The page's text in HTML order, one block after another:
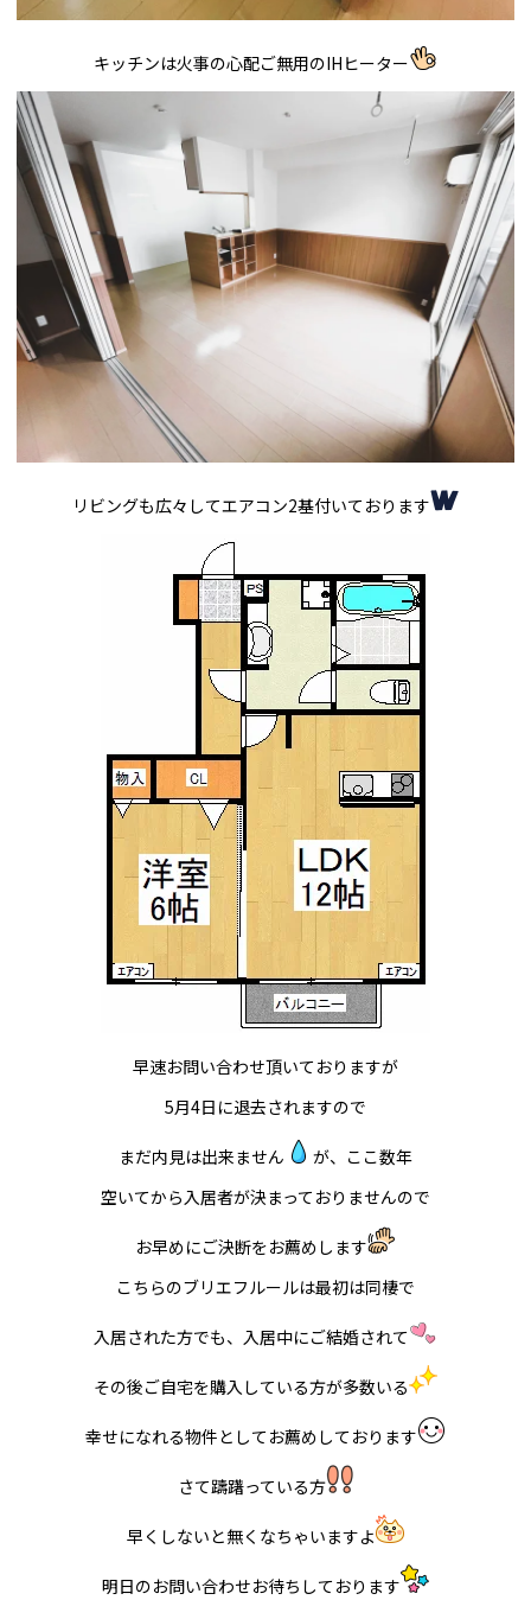
キッチンは火事の心配ご無用のIHヒーター
リビングも広々してエアコン2基付いております
早速お問い合わせ頂いておりますが
5月4日に退去されますので
まだ内見は出来ません
が、ここ数年
空いてから入居者が決まっておりませんので
お早めにご決断をお薦めします
こちらのブリエフルールは最初は同棲で
入居された方でも、入居中にご結婚されて
その後ご自宅を購入している方が多数いる
幸せになれる物件としてお薦めしております
さて躊躇っている方
早くしないと無くなちゃいますよ
明日のお問い合わせお待ちしております